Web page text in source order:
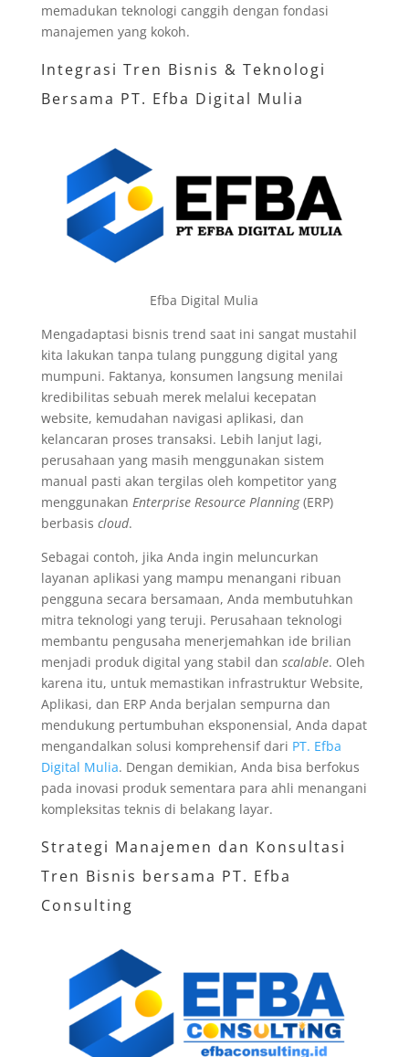
memadukan teknologi canggih dengan fondasi
manajemen yang kokoh.
Integrasi Tren Bisnis & Teknologi
Bersama PT. Efba Digital Mulia
Efba Digital Mulia
Mengadaptasi bisnis trend saat ini sangat mustahil
kita lakukan tanpa tulang punggung digital yang
mumpuni. Faktanya, konsumen langsung menilai
kredibilitas sebuah merek melalui kecepatan
website, kemudahan navigasi aplikasi, dan
kelancaran proses transaksi. Lebih lanjut lagi,
perusahaan yang masih menggunakan sistem
manual pasti akan tergilas oleh kompetitor yang
menggunakan Enterprise Resource Planning(ERP)
berbasis cloud.
Sebagai contoh, jika Anda ingin meluncurkan
layanan aplikasi yang mampu menangani ribuan
pengguna secara bersamaan, Anda membutuhkan
mitra teknologi yang teruji. Perusahaan teknologi
membantu pengusaha menerjemahkan ide brilian
menjadi produk digital yang stabil dan scalable. Oleh
karena itu, untuk memastikan infrastruktur Website,
Aplikasi, dan ERP Anda berjalan sempurna dan
mendukung pertumbuhan eksponensial, Anda dapat
mengandalkan solusi komprehensif dari PT. Efba
Digital Mulia. Dengan demikian, Anda bisa berfokus
pada inovasi produk sementara para ahli menangani
kompleksitas teknis di belakang layar.
Strategi Manajemen dan Konsultasi
Tren Bisnis bersama PT. Efba
Consulting